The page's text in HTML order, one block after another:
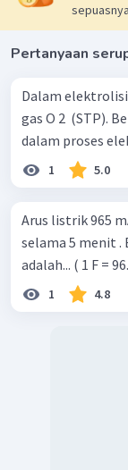
Pertanyaan
Dalam
gas O 2 ​ (STP).
dalam proses
1 5.0
Arus listrik 965
selama 5 menit .
adalah... ( 1 F =
1 4.8